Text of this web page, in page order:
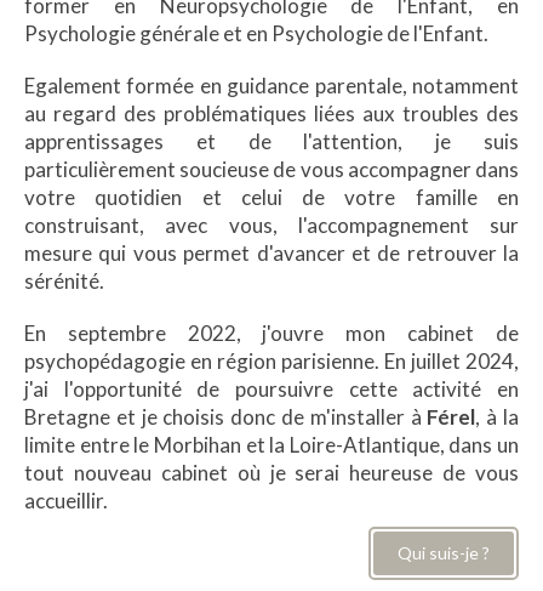
former en Neuropsychologie de l'Enfant, en
Psychologie générale et en Psychologie de l'Enfant.
Egalement formée en guidance parentale, notamment
au regard des problématiques liées aux troubles des
apprentissages et de l'attention, je suis
particulièrement soucieuse de vous accompagner dans
votre quotidien et celui de votre famille en
construisant, avec vous, l'accompagnement sur
mesure qui vous permet d'avancer et de retrouver la
sérénité.
En septembre 2022, j'ouvre mon cabinet de
psychopédagogie en région parisienne. En juillet 2024,
j'ai l'opportunité de poursuivre cette activité en
Bretagne et je choisis donc de m'installer à Férel, à la
limite entre le Morbihan et la Loire-Atlantique, dans un
tout nouveau cabinet où je serai heureuse de vous
accueillir.
Qui suis-je ?